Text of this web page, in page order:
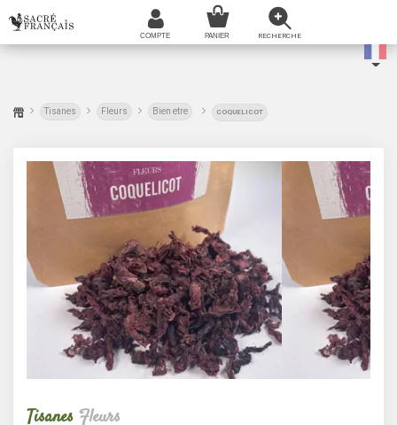
Tisanes Fleurs Bien etre COQUELICOT
Tisanes Fleurs